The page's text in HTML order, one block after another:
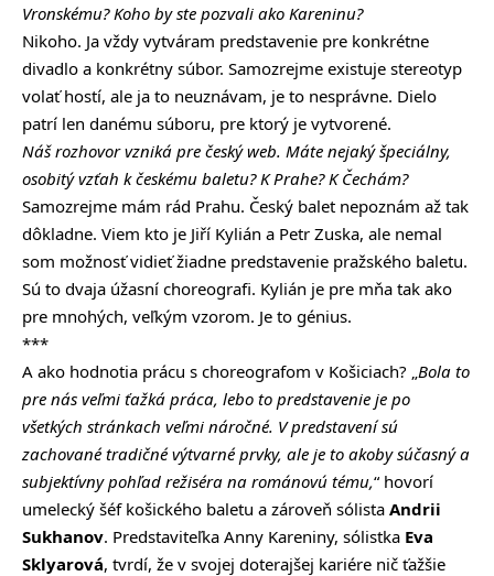
Vronskému? Koho by ste pozvali ako Kareninu?
Nikoho. Ja vždy vytváram predstavenie pre konkrétne
divadlo a konkrétny súbor. Samozrejme existuje stereotyp
volať hostí, ale ja to neuznávam, je to nesprávne. Dielo
patrí len danému súboru, pre ktorý je vytvorené.
Náš rozhovor vzniká pre český web. Máte nejaký špeciálny,
osobitý vzťah k českému baletu? K Prahe? K Čechám?
Samozrejme mám rád Prahu. Český balet nepoznám až tak
dôkladne. Viem kto je Jiří Kylián a Petr Zuska, ale nemal
som možnosť vidieť žiadne predstavenie pražského baletu.
Sú to dvaja úžasní choreografi. Kylián je pre mňa tak ako
pre mnohých, veľkým vzorom. Je to génius.
***
A ako hodnotia prácu s choreografom v Košiciach? „ Bola to
pre nás veľmi ťažká práca, lebo to predstavenie je po
všetkých stránkach veľmi náročné. V predstavení sú
zachované tradičné výtvarné prvky, ale je to akoby súčasný a
subjektívny pohľad režiséra na románovú tému,“ hovorí
umelecký šéf košického baletu a zároveň sólista Andrii
Sukhanov. Predstaviteľka Anny Kareniny, sólistka Eva
Sklyarová, tvrdí, že v svojej doterajšej kariére nič ťažšie